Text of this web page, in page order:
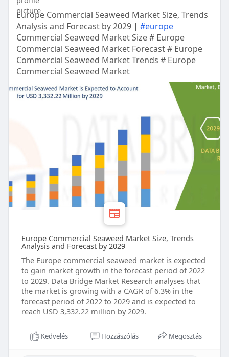
Europe Commercial Seaweed Market Size, Trends
Analysis and Forecast by 2029 | #europe
Commercial Seaweed Market Size # Europe
Commercial Seaweed Market Forecast # Europe
Commercial Seaweed Market Trends # Europe
Commercial Seaweed Market
Europe Commercial Seaweed Market Size, Trends
Analysis and Forecast by 2029
The Europe commercial seaweed market is expected
to gain market growth in the forecast period of 2022
to 2029. Data Bridge Market Research analyses that
the market is growing with a CAGR of 6.3% in the
forecast period of 2022 to 2029 and is expected to
reach USD 3,332.22 million by 2029.
Kedvelés Hozzászólás Megosztás